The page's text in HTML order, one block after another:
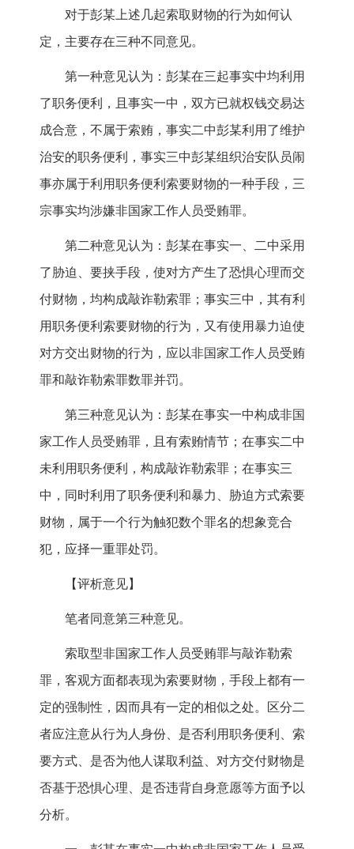
对于彭某上述几起索取财物的行为如何认
定，主要存在三种不同意见。
第一种意见认为：彭某在三起事实中均利用
了职务便利，且事实一中，双方已就权钱交易达
成合意，不属于索贿，事实二中彭某利用了维护
治安的职务便利，事实三中彭某组织治安队员闹
事亦属于利用职务便利索要财物的一种手段，三
宗事实均涉嫌非国家工作人员受贿罪。
第二种意见认为：彭某在事实一、二中采用
了胁迫、要挟手段，使对方产生了恐惧心理而交
付财物，均构成敲诈勒索罪；事实三中，其有利
用职务便利索要财物的行为，又有使用暴力迫使
对方交出财物的行为，应以非国家工作人员受贿
罪和敲诈勒索罪数罪并罚。
第三种意见认为：彭某在事实一中构成非国
家工作人员受贿罪，且有索贿情节；在事实二中
未利用职务便利，构成敲诈勒索罪；在事实三
中，同时利用了职务便利和暴力、胁迫方式索要
财物，属于一个行为触犯数个罪名的想象竞合
犯，应择一重罪处罚。
【评析意见】
笔者同意第三种意见。
索取型非国家工作人员受贿罪与敲诈勒索
罪，客观方面都表现为索要财物，手段上都有一
定的强制性，因而具有一定的相似之处。区分二
者应注意从行为人身份、是否利用职务便利、索
要方式、是否为他人谋取利益、对方交付财物是
否基于恐惧心理、是否违背自身意愿等方面予以
分析。